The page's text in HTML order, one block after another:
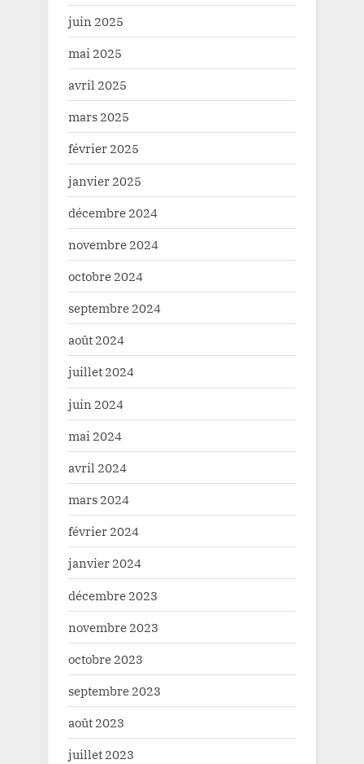
juin 2025
mai 2025
avril 2025
mars 2025
février 2025
janvier 2025
décembre 2024
novembre 2024
octobre 2024
septembre 2024
août 2024
juillet 2024
juin 2024
mai 2024
avril 2024
mars 2024
février 2024
janvier 2024
décembre 2023
novembre 2023
octobre 2023
septembre 2023
août 2023
juillet 2023